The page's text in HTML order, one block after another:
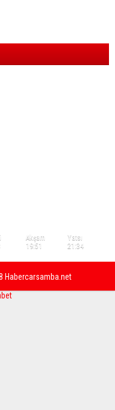
Akşam
19:51
Yatsı
21:34
Habercarsamba.net